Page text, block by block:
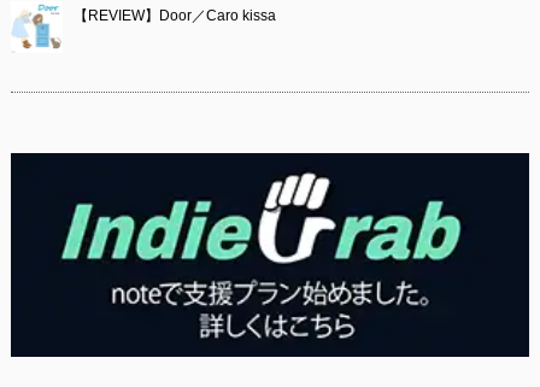
【REVIEW】Door／Caro kissa